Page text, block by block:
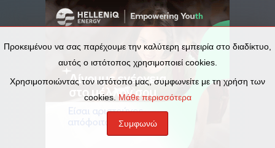
Προκειμένου να σας παρέχουμε την καλύτερη εμπειρία στο διαδίκτυο,
αυτός ο ιστότοπος χρησιμοποιεί cookies.
Χρησιμοποιώντας τον ιστότοπο μας, συμφωνείτε με τη χρήση των
cookies. Μάθε περισσότερα
Συμφωνώ